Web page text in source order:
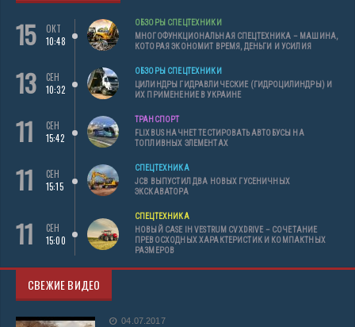
15
ОКТ
10:48
ОБЗОРЫ СПЕЦТЕХНИКИ
МНОГОФУНКЦИОНАЛЬНАЯ СПЕЦТЕХНИКА – МАШИНА,
КОТОРАЯ ЭКОНОМИТ ВРЕМЯ, ДЕНЬГИ И УСИЛИЯ
13
СЕН
10:32
ОБЗОРЫ СПЕЦТЕХНИКИ
ЦИЛИНДРЫ ГИДРАВЛИЧЕСКИЕ (ГИДРОЦИЛИНДРЫ) И
ИХ ПРИМЕНЕНИЕ В УКРАИНЕ
11
СЕН
15:42
ТРАНСПОРТ
FLIXBUS НАЧНЕТ ТЕСТИРОВАТЬ АВТОБУСЫ НА
ТОПЛИВНЫХ ЭЛЕМЕНТАХ
11
СЕН
15:15
СПЕЦТЕХНИКА
JCB ВЫПУСТИЛ ДВА НОВЫХ ГУСЕНИЧНЫХ
ЭКСКАВАТОРА
11
СЕН
15:00
СПЕЦТЕХНИКА
НОВЫЙ CASE IH VESTRUM CVXDRIVE – СОЧЕТАНИЕ
ПРЕВОСХОДНЫХ ХАРАКТЕРИСТИК И КОМПАКТНЫХ
РАЗМЕРОВ
СВЕЖИЕ ВИДЕО
04.07.2017